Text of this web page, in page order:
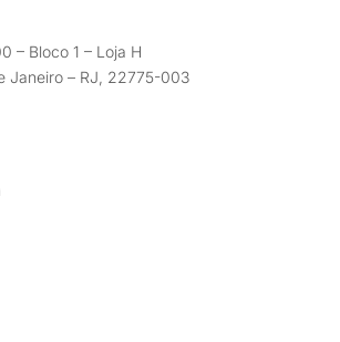
– Bloco 1 – Loja H
Janeiro – RJ, 22775-003